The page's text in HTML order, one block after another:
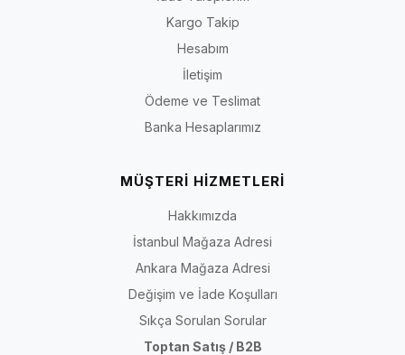
Kargo Takip
Hesabım
İletişim
Ödeme ve Teslimat
Banka Hesaplarımız
MÜŞTERİ HİZMETLERİ
Hakkımızda
İstanbul Mağaza Adresi
Ankara Mağaza Adresi
Değişim ve İade Koşulları
Sıkça Sorulan Sorular
Toptan Satış / B2B